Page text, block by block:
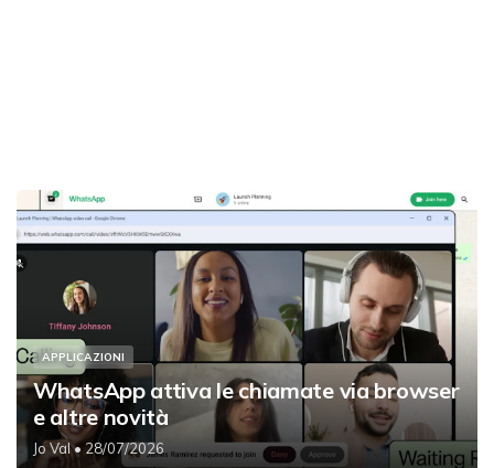
APPLICAZIONI
WhatsApp attiva le chiamate via browser
e altre novità
Jo Val• 28/07/2026